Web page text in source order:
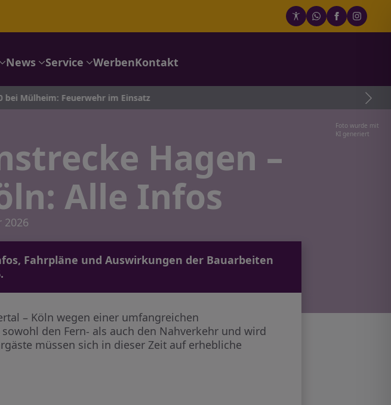
News Service WerbenKontakt
Feuerwehr im Einsatz
Foto wurde mit
KI generiert
Hagen –
Alle Infos
2026
Fahrpläne und Auswirkungen der Bauarbeiten
– Köln wegen einer umfangreichen
den Fern- als auch den Nahverkehr und wird
müssen sich in dieser Zeit auf erhebliche